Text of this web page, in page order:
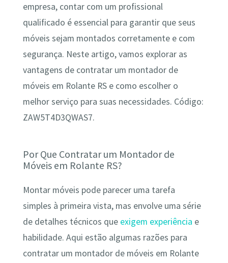
empresa, contar com um profissional
qualificado é essencial para garantir que seus
móveis sejam montados corretamente e com
segurança. Neste artigo, vamos explorar as
vantagens de contratar um montador de
móveis em Rolante RS e como escolher o
melhor serviço para suas necessidades. Código:
ZAW5T4D3QWAS7.
Por Que Contratar um Montador de
Móveis em Rolante RS?
Montar móveis pode parecer uma tarefa
simples à primeira vista, mas envolve uma série
de detalhes técnicos que exigem experiência e
habilidade. Aqui estão algumas razões para
contratar um montador de móveis em Rolante